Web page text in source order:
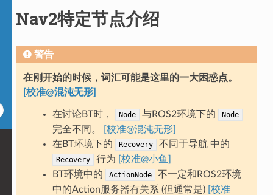
Nav2特定节点介绍
警告
在刚开始的时候，词汇可能是这里的一大困惑点。
[校准@混沌无形]
在讨论BT时， Node 与ROS2环境下的 Node
完全不同。
[校准@混沌无形]
在BT环境下的
Recovery 不同于导航 中的
Recovery 行为
[校准@小鱼]
BT环境中的
ActionNode
不一定和ROS2环境
中的Action服务器有关系 (但通常是) [校准